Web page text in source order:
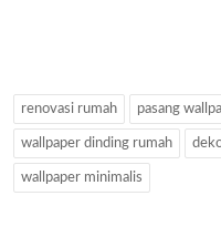
renovasi rumah pasang
wallpaper dinding rumah
wallpaper minimalis